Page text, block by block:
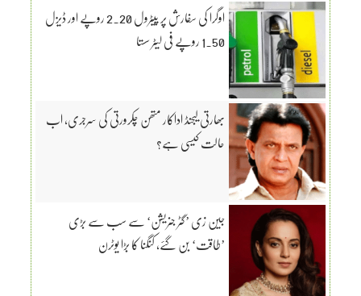
اوگرا کی سفارش پر پیٹرول 2.20 روپے اور ڈیزل
1.50 روپے فی لیٹر سستا
بھارتی لیجنڈ اداکار متھن چکرورتی کی سرجری، اب
حالت کیسی ہے؟
جین زی ’گٹر جنریشن‘ سے سب سے بڑی
’طاقت‘ بن گئے، کنگنا کا بڑا یوٹرن